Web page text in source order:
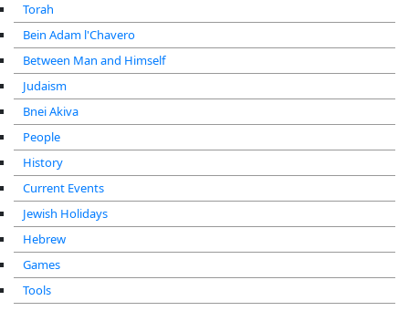
Torah
Bein Adam l'Chavero
Between Man and Himself
Judaism
Bnei Akiva
People
History
Current Events
Jewish Holidays
Hebrew
Games
Tools